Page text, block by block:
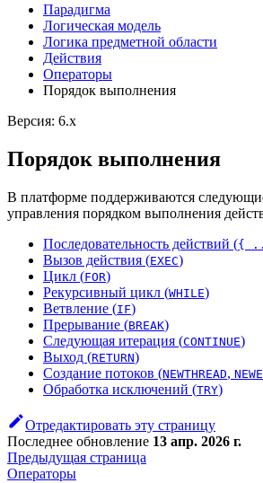
Парадигма
Логическая модель
Логика предметной области
Действия
Оператоpы
Порядок выполнения
Версия: 6.x
Порядок выполнения
В платформе поддерживаются
управления порядком выполнения
Последовательность действий ({
Вызов действия (EXEC)
Цикл (FOR)
Рекурсивный цикл (WHILE)
Ветвление (IF)
Прерывание (BREAK)
Следующая итерация (CONTINUE)
Выход (RETURN)
Создание потоков (NEWTHREAD,
Обработка исключений (TRY)
Отредактировать эту страницу
Последнее обновление 13 апр. 2026 г.
Предыдущая страница
Оператоpы